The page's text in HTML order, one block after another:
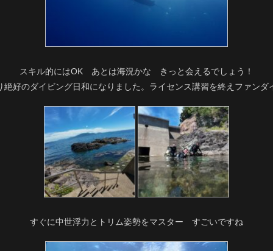
スキル的にはOK あとは海況かな きっと会えるでしょう！
好のダイビング日和になりました。ライセンス講習を終えファンダ
すぐに中世浮力とトリム姿勢をマスター すごいですね